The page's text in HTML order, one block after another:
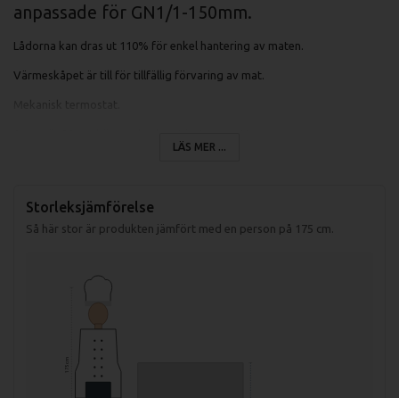
anpassade för GN1/1-150mm.
Lådorna kan dras ut 110% för enkel hantering av maten.
Värmeskåpet är till för tillfällig förvaring av mat.
Mått: 1200x650x900mm
Antal dörrar: 0 st
Temp-område: +30 till +90
LÄS MER ...
Storleksjämförelse
Så här stor är produkten jämfört med en person på 175 cm.
175 cm